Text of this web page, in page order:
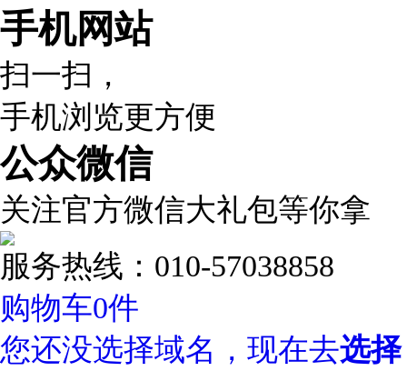
手机网站
扫一扫，
手机浏览更方便
公众微信
关注官方微信大礼包等你拿
服务热线：010-57038858
购物车0件
您还没选择域名，现在去选择